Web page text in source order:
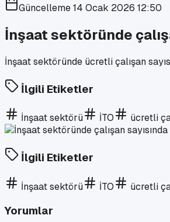
Güncelleme14 Ocak 2026 12:50
İnşaat sektöründe
İnşaat sektöründe ücretli çalışan
İlgili Etiketler
İnşaat sektörü İTO ücretli
İlgili Etiketler
İnşaat sektörü İTO ücretli
Yorumlar